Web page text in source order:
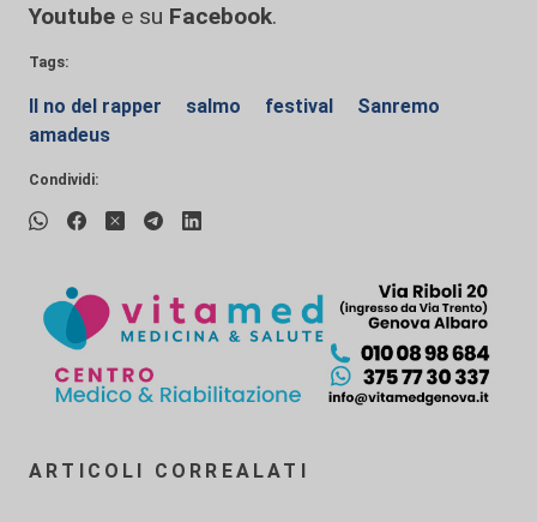
Youtube e su Facebook.
Tags:
Il no del rapper salmo festival
Sanremo
amadeus
Condividi:
ARTICOLI CORREALATI